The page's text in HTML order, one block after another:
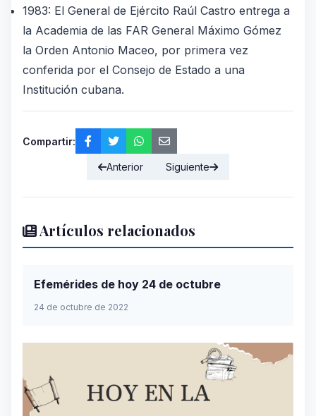
1983: El General de Ejército Raúl Castro entrega a
la Academia de las FAR General Máximo Gómez
la Orden Antonio Maceo, por primera vez
conferida por el Consejo de Estado a una
Institución cubana.
Compartir:
Anterior Siguiente
Artículos relacionados
Efemérides de hoy 24 de octubre
24 de octubre de 2022